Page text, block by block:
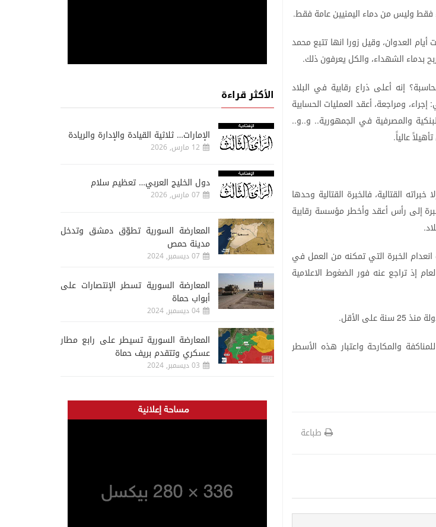
فقطوليس مندماء اليمنيينعامة فقط.
أيام العدوان، وقيل زورا انها تتبع محمد
بدماء الشهداء، والكل يعرفونذلك.
إنه أعلى ذراع رقابية في البلاد
: إجراء، ومراجعة،أعقد العمليات الحسابية
والمصرفية في الجمهورية.. و..و..
تأهيلاًعالياً.
خبراته القتالية، فالخبرة القتالية وحدها
إلى رأس أعقد وأخطر مؤسسة رقابية
.
انعدام الخبرة التي تمكنه من العمل في
إذ تراجع عنه فور الضغوط الاعلامية
منذ سنةعلى الأقل.
للمناكفة والمكارحة واعتبار هذه الأسطر
طباعة
الأكثر قراءة
الإمارات… ثلاثية القيادة والإدارة والريادة
12 مارس, 2026
دول الخليج العربي… تعظيم سلام
07 مارس, 2026
المعارضة السورية تطوّق دمشق وتدخل
مدينة حمص
07 ديسمبر, 2024
المعارضة السورية تسطر الإنتصارات على
أبواب حماة
04 ديسمبر, 2024
المعارضة السورية تسيطر على رابع مطار
عسكري وتتقدم بريف حماة
03 ديسمبر, 2024